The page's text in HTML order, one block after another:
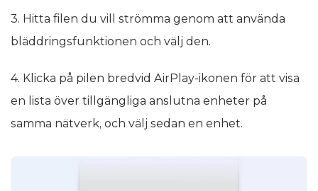
3. Hitta filen du vill strömma genom att använda
bläddringsfunktionen och välj den.
4. Klicka på pilen bredvid AirPlay-ikonen för att visa
en lista över tillgängliga anslutna enheter på
samma nätverk, och välj sedan en enhet.